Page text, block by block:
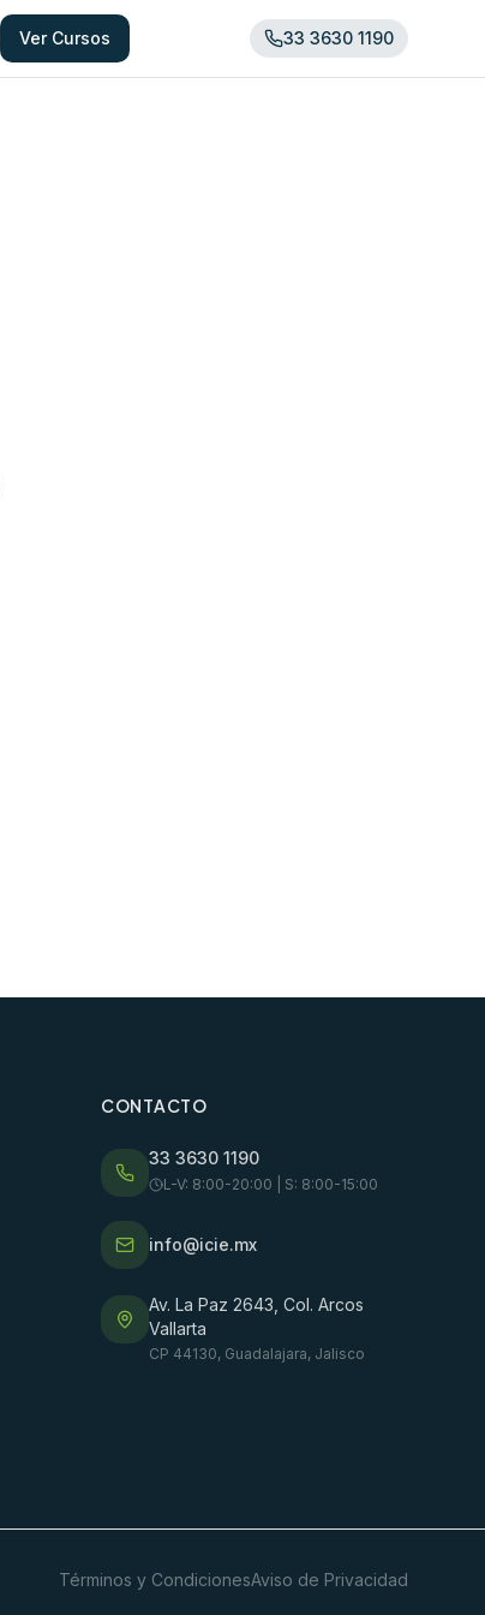
Ver Cursos 33 3630 1190
CONTACTO
33 3630 1190
L-V: 8:00-20:00 | S: 8:00-15:00
info@icie.mx
Av. La Paz 2643, Col. Arcos
Vallarta
CP 44130, Guadalajara, Jalisco
Términos y CondicionesAviso de Privacidad